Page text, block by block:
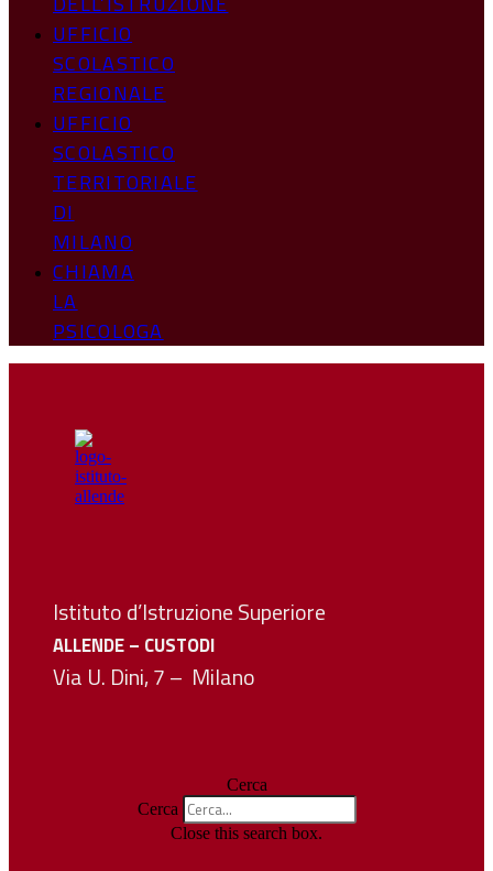
UFFICIO
SCOLASTICO
REGIONALE
UFFICIO
SCOLASTICO
TERRITORIALE
DI
MILANO
CHIAMA
LA
PSICOLOGA
Istituto d’Istruzione Superiore
ALLENDE – CUSTODI
Via U. Dini, 7 – Milano
Cerca
Cerca
Close this search box.